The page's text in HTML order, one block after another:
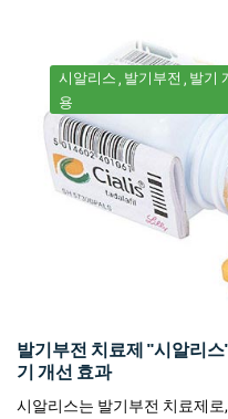
시알리스 발기부전 발기
용
발기부전 치료제 "시알리
기 개선 효과
시알리스는 발기부전 치료제